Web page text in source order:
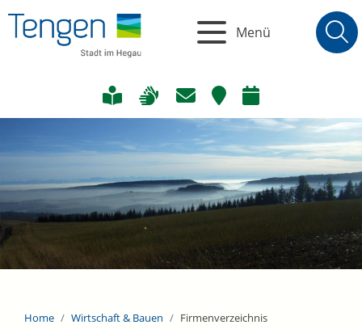
Menü
Home Wirtschaft & Bauen Firmenverzeichnis